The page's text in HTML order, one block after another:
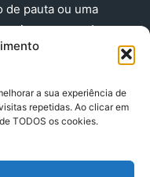
a sua experiência de
repetidas. Ao clicar em
TODOS os cookies.
de pauta ou uma
nos agora!